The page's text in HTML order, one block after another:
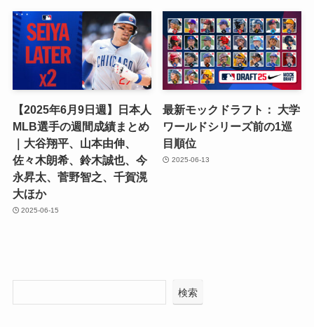
【2025年6月9日週】日本人
MLB選手の週間成績まとめ
｜大谷翔平、山本由伸、
佐々木朗希、鈴木誠也、今
永昇太、菅野智之、千賀滉
大ほか
2025-06-15
最新モックドラフト： 大学
ワールドシリーズ前の1巡
目順位
2025-06-13
検索